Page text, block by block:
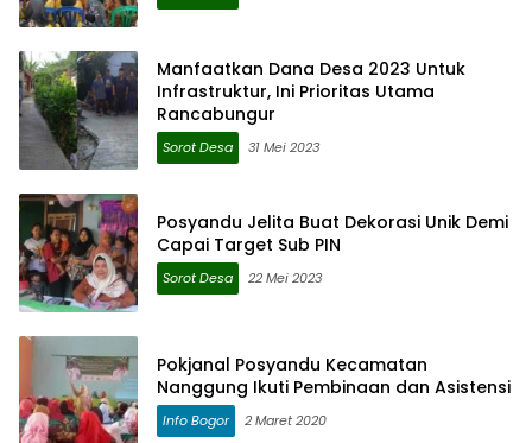
Manfaatkan Dana Desa 2023 Untuk
Infrastruktur, Ini Prioritas Utama
Rancabungur
Sorot Desa 31 Mei 2023
Posyandu Jelita Buat Dekorasi Unik Demi
Capai Target Sub PIN
Sorot Desa 22 Mei 2023
Pokjanal Posyandu Kecamatan
Nanggung Ikuti Pembinaan dan Asistensi
Info Bogor 2 Maret 2020